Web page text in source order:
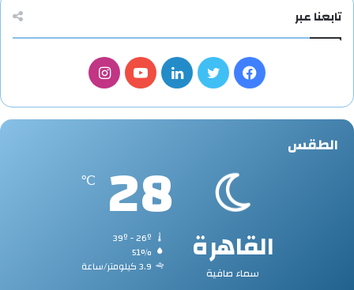
تابعنا عبر
فيسبوك
تويتر لينكدإنيوتيوبانستقرام
الطقس
القاهرة
سماء صافية
28
℃
51%
3.9 كيلومتر/ساعة